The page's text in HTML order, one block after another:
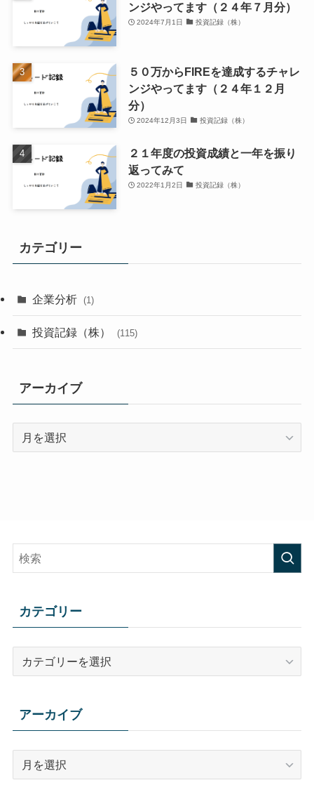
ンジやってます（２４年７月分）
2024年7月1日 投資記録（株）
５０万からFIREを達成するチャレ
ンジやってます（２４年１２月
分）
2024年12月3日 投資記録（株）
２１年度の投資成績と一年を振り
返ってみて
2022年1月2日 投資記録（株）
カテゴリー
企業分析 (1)
投資記録（株） (115)
アーカイブ
カテゴリー
ー
アーカイブ